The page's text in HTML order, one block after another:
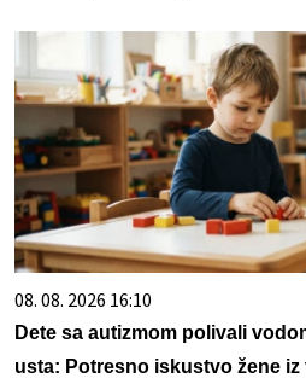
08. 08. 2026 16:10
Dete sa autizmom polivali
usta: Potresno iskustvo žene iz